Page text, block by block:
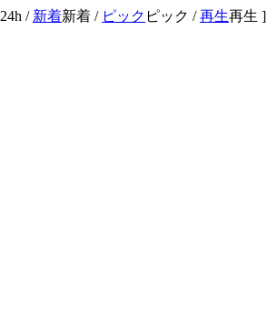
24h / 新着新着 / ピック ピック /再生再生 ]